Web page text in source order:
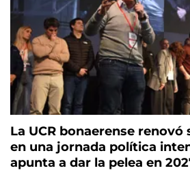
La UCR bonaerense renovó
en una jornada política
apunta a dar la pelea en